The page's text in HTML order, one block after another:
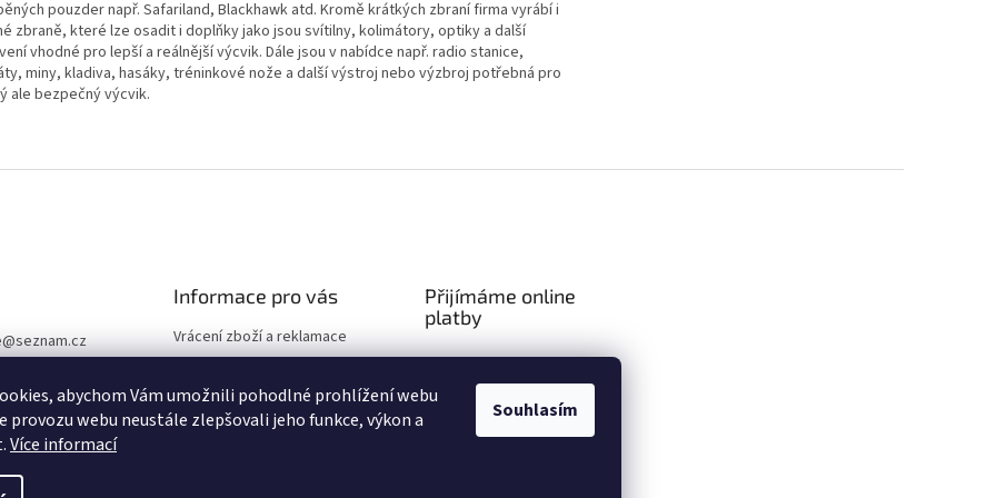
abychom Vám umožnili pohodlné prohlížení webu
provozu webu neustále zlepšovali jeho funkce, výkon a
Více informací
Souhlasím
pouzder např. Safariland, Blackhawk atd. Kromě krátkých zbraní firma vyrábí i
zbraně, které lze osadit i doplňky jako jsou svítilny, kolimátory, optiky a další
vhodné pro lepší a reálnější výcvik. Dále jsou v nabídce např. radio stanice,
miny, kladiva, hasáky, tréninkové nože a další výstroj nebo výzbroj potřebná pro
ale bezpečný výcvik.
@seznam.cz
Informace pro vás
Vrácení zboží a reklamace
Obchodní podmínky
Ochrana osobních údajů
Volná místa
Přijímáme online
platby